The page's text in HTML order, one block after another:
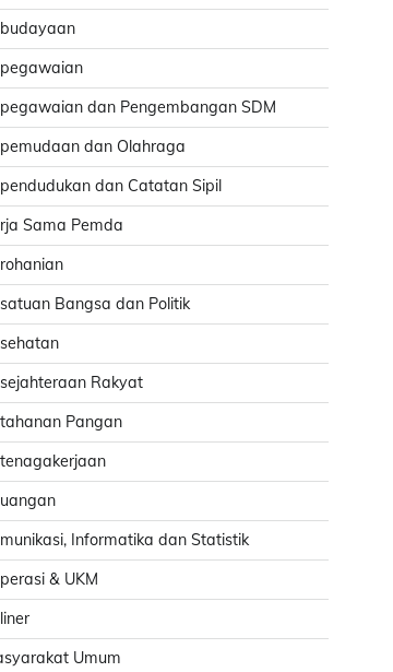
dan Pengembangan SDM
dan Olahraga
dan Catatan Sipil
Sama Pemda
Bangsa dan Politik
Rakyat
Pangan
Informatika dan Statistik
& UKM
Umum